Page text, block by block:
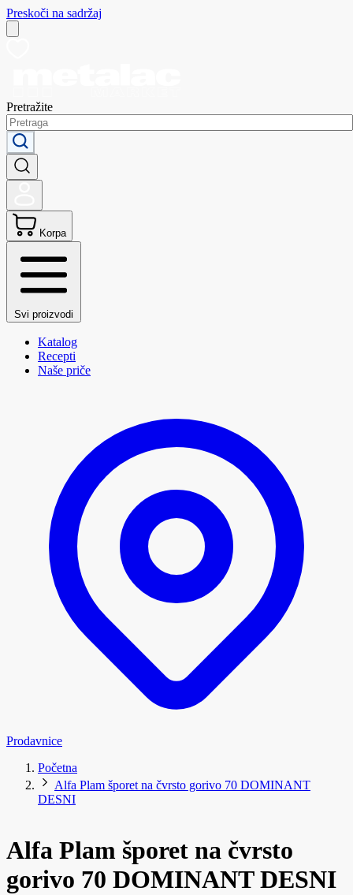
Preskoči na sadržaj
Pretražite
Korpa
Svi proizvodi
Katalog
Recepti
Naše priče
Prodavnice
Početna
Alfa Plam šporet na čvrsto gorivo 70 DOMINANT
DESNI
Alfa Plam šporet na čvrsto
gorivo 70 DOMINANT DESNI